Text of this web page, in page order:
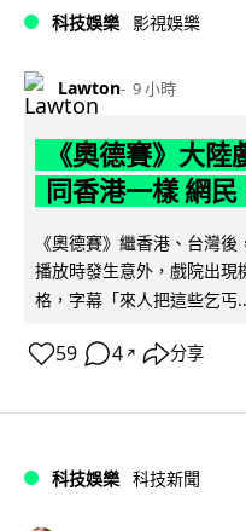
科技娛樂 影視娛樂
Lawton 9 小時
《奧德賽》大
同香港一樣 網
《奧德賽》繼香港、台灣
播放時發生意外，戲院出現
格，字幕「來人把這些乞丐
59 4 ↗ 分享
科技娛樂 科技新聞